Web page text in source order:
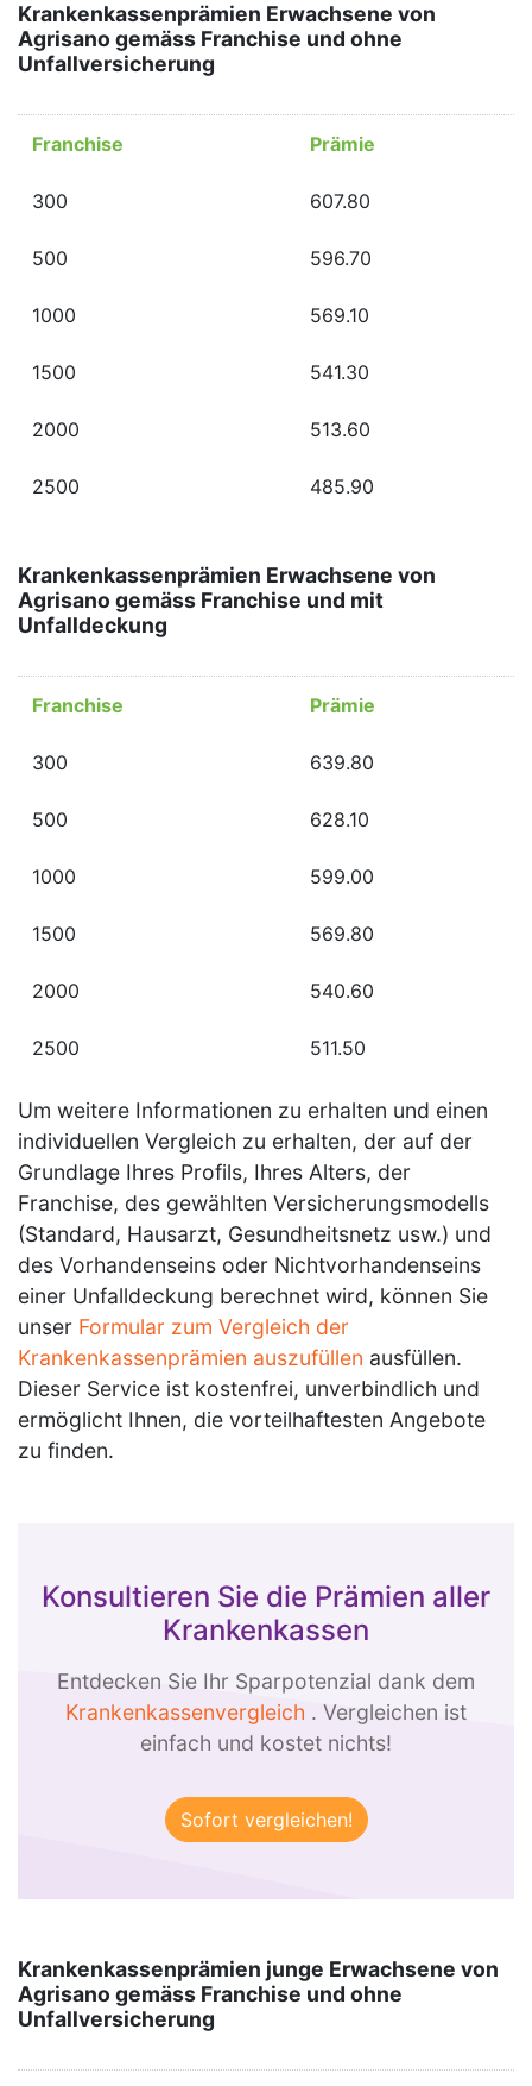
Krankenkassenprämien Erwachsene von
Agrisano gemäss Franchise und ohne
Unfallversicherung
Franchise Prämie
300 607.80
500 596.70
1000 569.10
1500 541.30
2000 513.60
2500 485.90
Krankenkassenprämien Erwachsene von
Agrisano gemäss Franchise und mit
Unfalldeckung
Franchise Prämie
300 639.80
500 628.10
1000 599.00
1500 569.80
2000 540.60
2500 511.50
Um weitere Informationen zu erhalten und einen
individuellen Vergleich zu erhalten, der auf der
Grundlage Ihres Profils, Ihres Alters, der
Franchise, des gewählten Versicherungsmodells
(Standard, Hausarzt, Gesundheitsnetz usw.) und
des Vorhandenseins oder Nichtvorhandenseins
einer Unfalldeckung berechnet wird, können Sie
unser Formular zum Vergleich der
Krankenkassenprämien auszufüllen ausfüllen.
Dieser Service ist kostenfrei, unverbindlich und
ermöglicht Ihnen, die vorteilhaftesten Angebote
zu finden.
Konsultieren Sie die Prämien aller
Krankenkassen
Entdecken Sie Ihr Sparpotenzial dank dem
Krankenkassenvergleich . Vergleichen ist
einfach und kostet nichts!
Krankenkassenprämien junge Erwachsene von
Agrisano gemäss Franchise und ohne
Unfallversicherung